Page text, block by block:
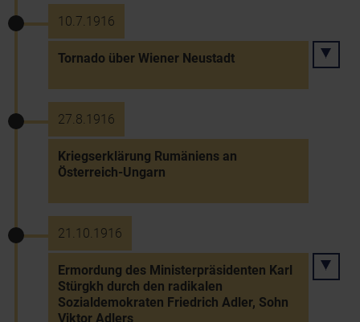
10.7.1916
Tornado über Wiener Neustadt
27.8.1916
Kriegserklärung Rumäniens an
Österreich-Ungarn
21.10.1916
Ermordung des Ministerpräsidenten Karl
Stürgkh durch den radikalen
Sozialdemokraten Friedrich Adler, Sohn
Viktor Adlers